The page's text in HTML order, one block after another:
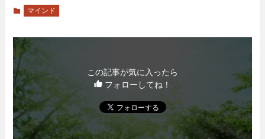
マインド
この記事が気に入ったら
フォローしてね！